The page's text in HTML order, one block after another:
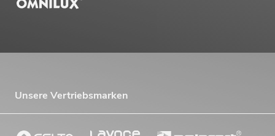
Unsere Vertriebsmarken